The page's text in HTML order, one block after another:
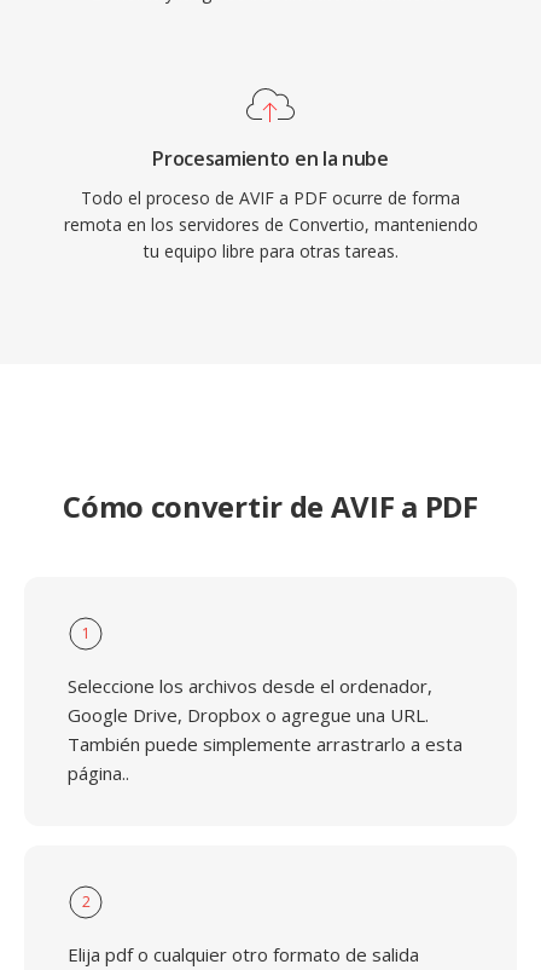
Procesamiento en la nube
Todo el proceso de AVIF a PDF ocurre de forma
remota en los servidores de Convertio, manteniendo
tu equipo libre para otras tareas.
Cómo convertir de AVIF a PDF
1
Seleccione los archivos desde el ordenador,
Google Drive, Dropbox o agregue una URL.
También puede simplemente arrastrarlo a esta
página..
2
Elija pdf o cualquier otro formato de salida